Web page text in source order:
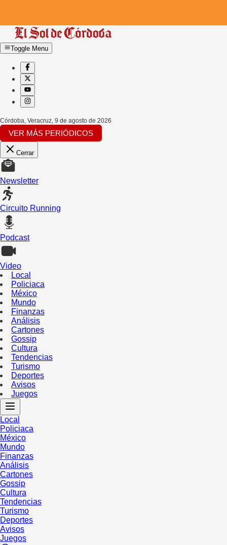
Toggle Menu
Córdoba, Veracruz 9 de agosto de 2026
VER MÁS PERIÓDICOS
Cerrar
Newsletter
Circuito Running
Podcast
Video
Local
Policiaca
México
Mundo
Finanzas
Análisis
Cartones
Gossip
Cultura
Tendencias
Turismo
Deportes
Avisos
Juegos
Local
Policiaca
México
Mundo
Finanzas
Análisis
Cartones
Gossip
Cultura
Tendencias
Turismo
Deportes
Avisos
Juegos